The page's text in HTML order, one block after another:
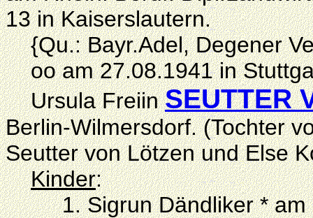
13 in Kaiserslautern.
{Qu.: Bayr.Adel, Degener
oo am 27.08.1941 in
Ursula FreiinSEUTTER
Berlin-Wilmersdorf. (Tochter
Seutter von Lötzen und Else
Kinder:
1. Sigrun Dändliker * am